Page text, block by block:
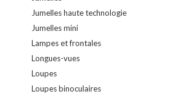
Jumelles haute technologie
Jumelles mini
Lampes et frontales
Longues-vues
Loupes
Loupes binoculaires